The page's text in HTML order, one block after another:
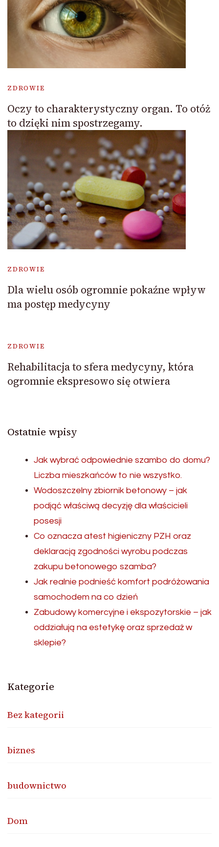
ZDROWIE
Oczy to charakterystyczny organ. To otóż
to dzięki nim spostrzegamy.
ZDROWIE
Dla wielu osób ogromnie pokaźne wpływ
ma postęp medycyny
ZDROWIE
Rehabilitacja to sfera medycyny, która
ogromnie ekspresowo się otwiera
Ostatnie wpisy
Jak wybrać odpowiednie szambo do domu?
Liczba mieszkańców to nie wszystko.
Wodoszczelny zbiornik betonowy – jak
podjąć właściwą decyzję dla właścicieli
posesji
Co oznacza atest higieniczny PZH oraz
deklaracją zgodności wyrobu podczas
zakupu betonowego szamba?
Jak realnie podnieść komfort podróżowania
samochodem na co dzień
Zabudowy komercyjne i ekspozytorskie – jak
oddziałują na estetykę oraz sprzedaż w
sklepie?
Kategorie
Bez kategorii
biznes
budownictwo
Dom